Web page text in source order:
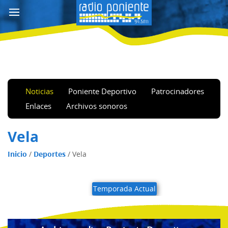
Noticias Poniente Deportivo
Patrocinadores
Enlaces
Archivos sonoros
Vela
Inicio / Deportes / Vela
Temporada Actual